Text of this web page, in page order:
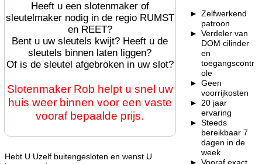
Heeft u een slotenmaker of
sleutelmaker nodig in de regio RUMST
en REET?
Bent u uw sleutels kwijt? Heeft u de
sleutels binnen laten liggen?
Of is de sleutel afgebroken in uw slot?
Slotenmaker Rob helpt u snel uw
huis weer binnen voor een vaste
vooraf bepaalde prijs.
Hebt U Uzelf buitengesloten en wenst U
Zelfwerkend
patroon
Verdeler van
DOM cilinder
en
toegangscontr
ole
Geen
voorrijkosten
20 jaar
ervaring
Steeds
bereikbaar 7
dagen in de
week
Vooraf exact